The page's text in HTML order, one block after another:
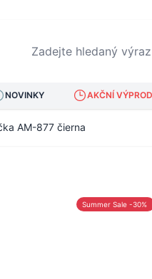
Zadejte hledaný výraz...
NOVINKY AKČNÍ
AM-877 čierna
Summer Sale -30%